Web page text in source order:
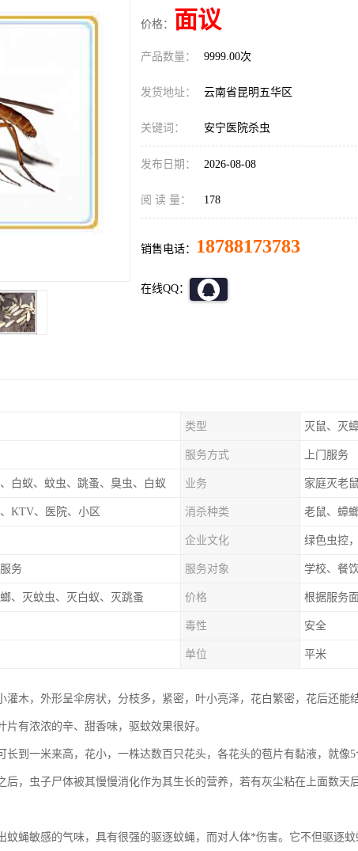
价格： 面议
产品数量： 9999.00次
发货地址： 云南省昆明五华区
关键词： 安宁医院杀虫
发布日期： 2026-08-08
阅 读 量： 178
销售电话： 18788173783
在线QQ：
类型 灭鼠、灭
服务方式 上门服务
白蚁、蚊虫、跳蚤、臭虫、白蚁 业务 家庭灭老鼠
KTV、医院、小区 消杀种类 老鼠、蟑
企业文化 绿色虫控
务 服务对象
、灭蚊虫、灭白蚁、灭跳蚤 价格 根据服务
毒性 安全
单位 平米
灌木，外形呈伞房状，分枝多，紧密，叶小亮泽，花白繁密，花后还能
有浓浓的辛、甜香味，驱蚊效果很好。
长到一米来高，花小，一株达数百只花头，各花头的苞片有黏液，就像
后，虫子尸体被其慢慢消化作为其生长的营养，若有灰尘粘在上面数天
蚊蝇敏感的气味，具有很强的驱逐蚊蝇，而对人体*伤害。它不但驱逐